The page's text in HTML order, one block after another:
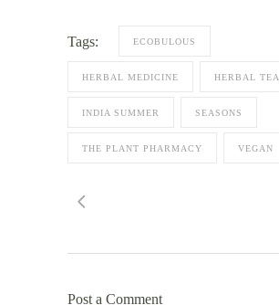
Tags: ECOBULOUS
HERBAL MEDICINE HERBAL TEA
INDIA SUMMER SEASONS
THE PLANT PHARMACY VEGAN
Post a Comment